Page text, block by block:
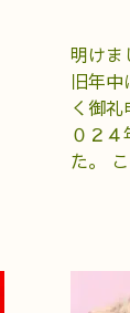
明けま
旧年
く御
０２
た。